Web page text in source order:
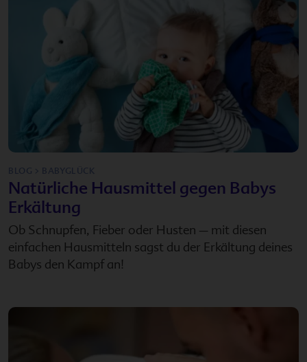
BLOG > BABYGLÜCK
Natürliche Hausmittel gegen Babys
Erkältung
Ob Schnupfen, Fieber oder Husten – mit diesen
einfachen Hausmitteln sagst du der Erkältung deines
Babys den Kampf an!